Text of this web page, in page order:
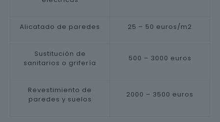
Alicatado de paredes 25 – 50 euros/m2
Sustitución de
sanitarios o grifería
500 – 3000 euros
Revestimiento de
paredes y suelos
2000 – 3500 euros